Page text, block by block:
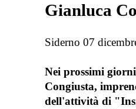
Gianluca
Siderno 07
Nei prossimi
Congiusta,
dell'attività di